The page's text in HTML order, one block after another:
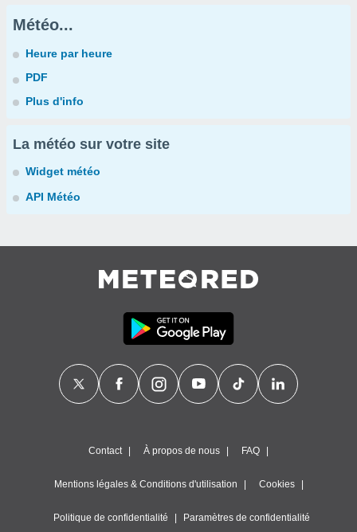
Météo...
Heure par heure
PDF
Plus d'info
La météo sur votre site
Widget météo
API Météo
Contact À propos de nous FAQ
Mentions légales & Conditions d'utilisation Cookies
Politique de confidentialité Paramètres de confidentialité